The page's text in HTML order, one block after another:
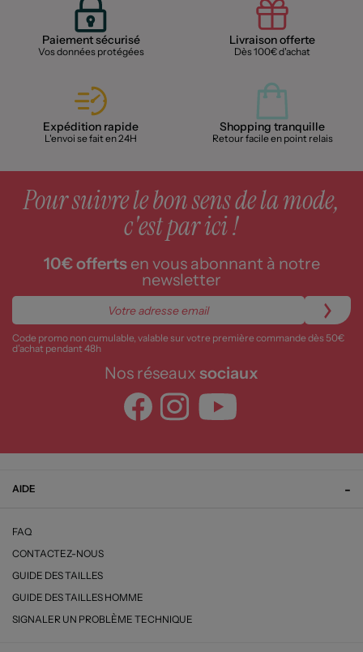
Paiement sécurisé
Vos données protégées
Livraison offerte
Dès 100€ d'achat
Expédition rapide
L'envoi se fait en 24H
Shopping tranquille
Retour facile en point relais
Pour suivre le bon sens de la mode,
c'est par ici !
10€ offertsen vous abonnant à notre
newsletter
Code promo non cumulable, valable sur votre première commande dès 50€
d’achat pendant 48h
Nos réseaux sociaux
AIDE
FAQ
CONTACTEZ-NOUS
GUIDE DES TAILLES
GUIDE DES TAILLES HOMME
SIGNALER UN PROBLÈME TECHNIQUE